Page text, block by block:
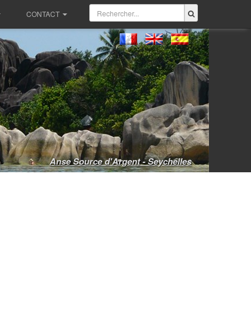
CONTACT
Anse Source d'Argent - Seychelles